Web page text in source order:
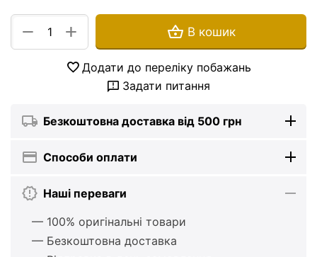
+
− В кошик
Додати до переліку побажань
Задати питання
Безкоштовна доставка від 500 грн
Способи оплати
Наші переваги
— 100% оригінальні товари
— Безкоштовна доставка